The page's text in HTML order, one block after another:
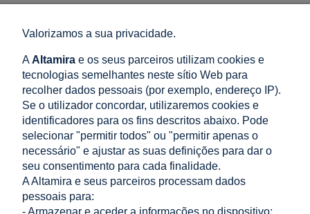
Parafuso sextavado DIN 933 M10x25 mm aço
inoxidável A2
0,17 €
Preço líquido: 0,14 € adicionar ao carrinho
Porca com flange DIN 6923 M10 – aço inoxidável A2
para instalações fotovoltaicas
0,07 €
Valorizamos a sua privacidade.
AAltamira e os seus parceiros utilizam cookies e
tecnologias semelhantes neste sítio Web para
recolher dados pessoais (por exemplo, endereço IP).
Se o utilizador concordar, utilizaremos cookies e
identificadores para os fins descritos abaixo. Pode
selecionar "permitir todos" ou "permitir apenas o
necessário" e ajustar as suas definições para dar o
seu consentimento para cada finalidade.
A Altamira e seus parceiros processam dados
pessoais para: